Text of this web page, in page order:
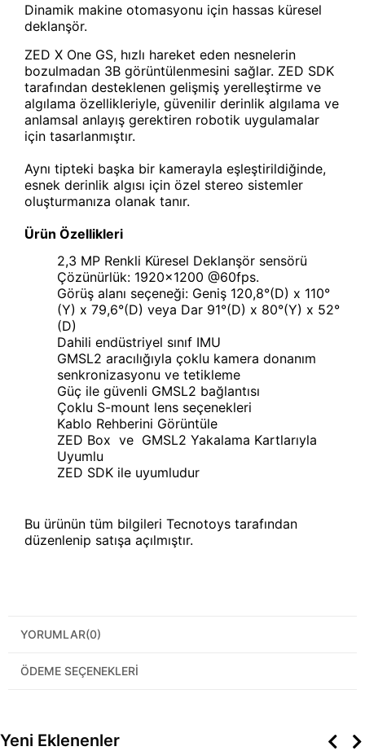
Dinamik makine otomasyonu için hassas küresel
deklanşör.
ZED X One GS, hızlı hareket eden nesnelerin
bozulmadan 3B görüntülenmesini sağlar. ZED SDK
tarafından desteklenen gelişmiş yerelleştirme ve
algılama özellikleriyle, güvenilir derinlik algılama ve
anlamsal anlayış gerektiren robotik uygulamalar
için tasarlanmıştır.
Aynı tipteki başka bir kamerayla eşleştirildiğinde,
esnek derinlik algısı için özel stereo sistemler
oluşturmanıza olanak tanır.
Ürün Özellikleri
2,3 MP Renkli Küresel Deklanşör sensörü
Çözünürlük: 1920x1200 @60fps.
Görüş alanı seçeneği: Geniş 120,8°(D) x 110°
(Y) x 79,6°(D) veya Dar 91°(D) x 80°(Y) x 52°
(D)
Dahili endüstriyel sınıf IMU
GMSL2 aracılığıyla çoklu kamera donanım
senkronizasyonu ve tetikleme
Güç ile güvenli GMSL2 bağlantısı
Çoklu S-mount lens seçenekleri
Kablo Rehberini Görüntüle
ZED Box ve GMSL2 Yakalama Kartlarıyla
Uyumlu
ZED SDK ile uyumludur
Bu ürünün tüm bilgileri Tecnotoys tarafından
düzenlenip satışa açılmıştır.
YORUMLAR(0)
ÖDEME SEÇENEKLERI
Yeni Eklenenler